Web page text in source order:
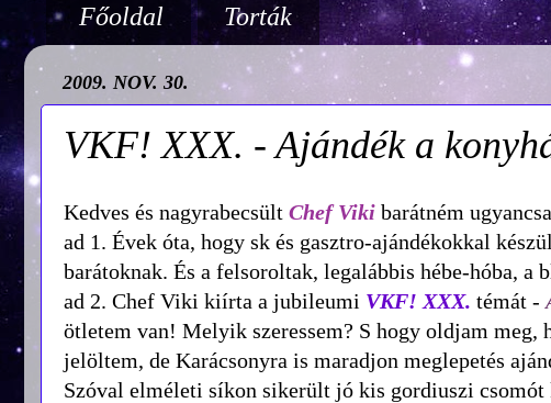
Főoldal Torták
2009. NOV. 30.
VKF! XXX. - Ajándék a
Kedves és nagyrabecsült Chef Viki barátném
ad 1. Évek óta, hogy sk és gasztro-ajándékokkal
barátoknak. És a felsoroltak, legalábbis hébe-hóba, a
ad 2. Chef Viki kiírta a jubileumi VKF! XXX. témát -
ötletem van! Melyik szeressem? S hogy oldjam
jelöltem, de Karácsonyra is maradjon meglepetés
Szóval elméleti síkon sikerült jó kis gordiuszi